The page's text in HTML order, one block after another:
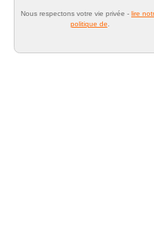
Nous respectons votre vie privée - lire
politique de.